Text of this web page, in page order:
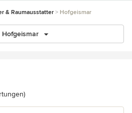
& Raumausstatter Hofgeismar
Hofgeismar
5 von 5 Sternen